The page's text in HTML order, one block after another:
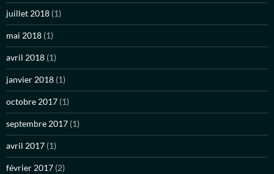
juillet 2018 (1)
mai 2018 (1)
avril 2018 (1)
janvier 2018 (1)
octobre 2017 (1)
septembre 2017 (1)
avril 2017 (1)
février 2017 (2)